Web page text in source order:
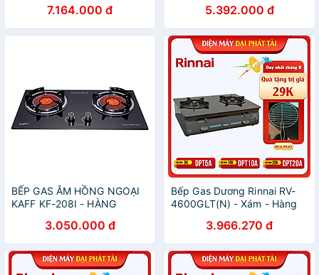
Khay úp chén dĩa MDD-
14028 - Hàng chính hãng
7.164.000 đ 5.392.000 đ
BẾP GAS ÂM HỒNG NGOẠI
KAFF KF-208I - HÀNG
3.050.000 đ
Bếp Gas Dương Rinnai RV-
4600GLT(N) - Xám - Hàng
3.966.270 đ